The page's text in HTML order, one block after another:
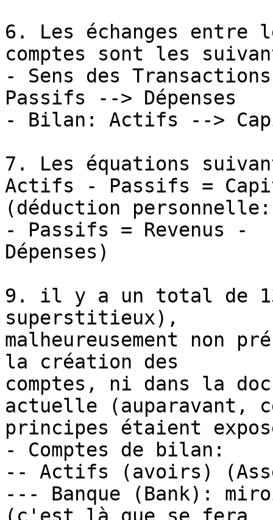
6. Les échanges entre
comptes sont les
- Sens des
Passifs --> Dépenses
- Bilan: Actifs -->
7. Les équations
Actifs - Passifs =
(déduction
- Passifs = Revenus -
Dépenses)
9. il y a un total de
superstitieux),
malheureusement non
la création des
comptes, ni dans la
actuelle (auparavant,
principes étaient
- Comptes de bilan:
-- Actifs (avoirs)
--- Banque (Bank):